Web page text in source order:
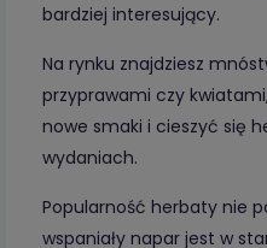
bardziej interesujący.
Na rynku znajdziesz
przyprawami czy
nowe smaki i cieszyć się
wydaniach.
Popularność herbaty nie
wspaniały napar jest w